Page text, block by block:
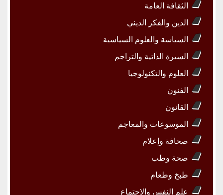
الثقافة العامة
الدين والفكر الديني
السياسة والعلوم السياسية
السيرة الذاتية والتراجم
العلوم والتكنولوجيا
الفنون
القانون
الموسوعات والمعاجم
صحافة وإعلام
صحة وطب
طبخ وطعام
علم النفس والاجتماع